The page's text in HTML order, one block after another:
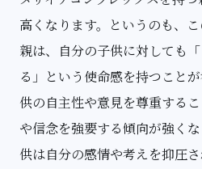
高くなります。というのも、
親は、自分の子供に対しても
る」という使命感を持つこと
供の自主性や意見を尊重する
や信念を強要する傾向が強く
供は自分の感情や考えを抑圧